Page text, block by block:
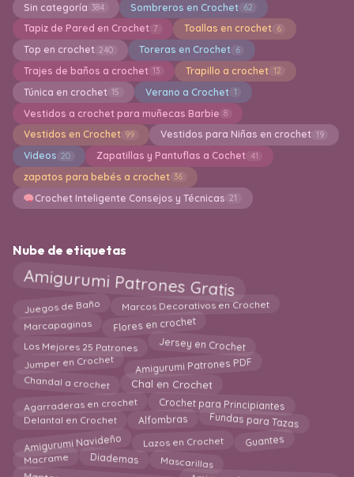
Sin categoría 384 Sombreros en Crochet 62
Tapiz de Pared en Crochet 7 Toallas en crochet 6
Top en crochet 240 Toreras en Crochet 6
Trajes de baños a crochet 13 Trapillo a crochet 12
Túnica en crochet 15 Verano a Crochet 1
Vestidos a crochet para muñecas Barbie 8
Vestidos en Crochet 99 Vestidos para Niñas en crochet 19
Videos 20 Zapatillas y Pantuflas a Cochet 41
zapatos para bebés a crochet 36
Crochet Inteligente Consejos y Técnicas 21
Nube de etiquetas
Amigurumi Patrones Gratis
Juegos de Baño Marcos Decorativos en Crochet
Marcapaginas Flores en crochet
Los Mejores 25 Patrones Jersey en Crochet
Jumper en Crochet Amigurumi Patrones PDF
Chandal a crochet Chal en Crochet
Agarraderas en crochet Crochet para Principiantes
Delantal en Crochet Alfombras Fundas para Tazas
Amigurumi Navideño Lazos en Crochet Guantes
Macrame Diademas Mascarillas